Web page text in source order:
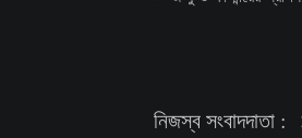
নিজস্ব সংবাদদাতা